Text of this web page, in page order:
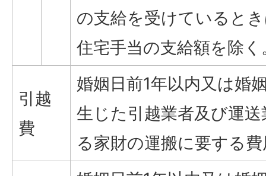
の支給を受けていると
住宅手当の支給額を除く
引越
費
婚姻日前1年以内又は婚
生じた引越業者及び運
る家財の運搬に要する